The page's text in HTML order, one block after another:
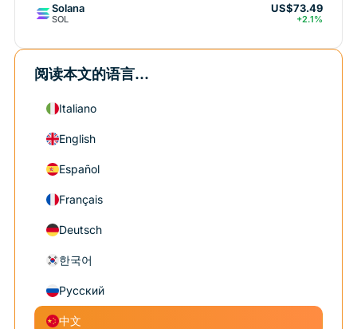
Solana
SOL
US$73.49
+2.1%
阅读本文的语言...
Italiano
English
Español
Français
Deutsch
한국어
Русский
中文